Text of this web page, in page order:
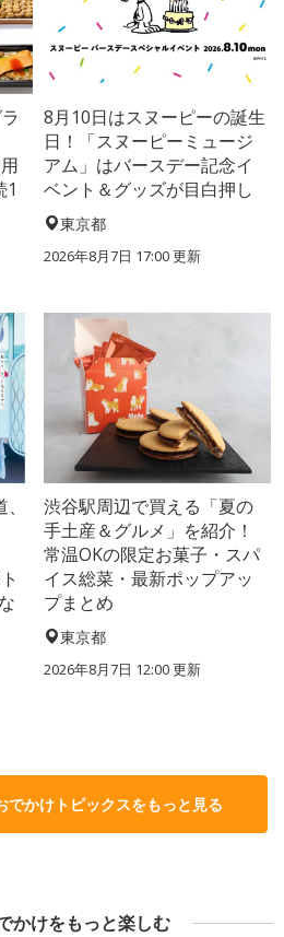
1
8月10日はスヌーピーの誕生
日！「スヌーピーミュージ
アム」はバースデー記念イ
ベント＆グッズが目白押し
東京都
2026年8月7日 17:00更新
渋谷駅周辺で買える「夏の
手土産＆グルメ」を紹介！
常温OKの限定お菓子・スパ
イス総菜・最新ポップアッ
プまとめ
東京都
2026年8月7日 12:00更新
でかけトピックスをもっと見る
かけをもっと楽しむ